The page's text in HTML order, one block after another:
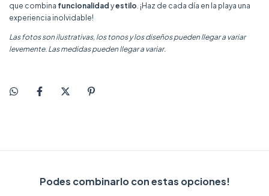
que combina funcionalidad yestilo . ¡Haz de cada día en la playa una
experiencia inolvidable!
Las fotos son ilustrativas, los tonos y los diseños pueden llegar a variar
levemente. Las medidas pueden llegar a variar.
Podes combinarlo con estas opciones!